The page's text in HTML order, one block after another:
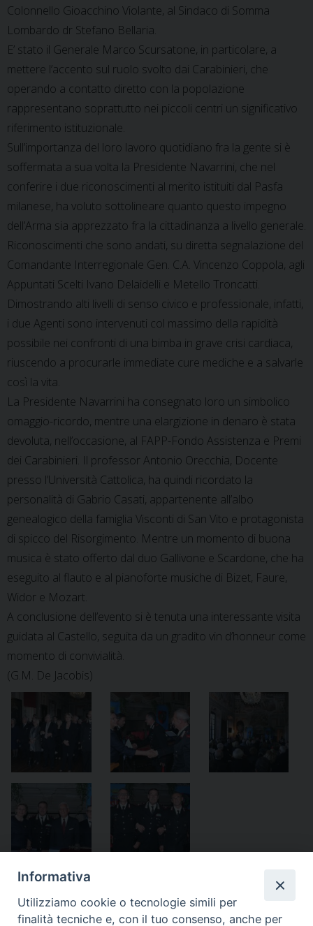
Colonnello Gioacchino Violante, al Sindaco di Somma
Lombardo dr Stefano Bellaria.
E’ stato il Generale Marco Scursatone, in particolare, a
mettere l’accento sul ruolo svolto dai Carabinieri, che
operando a contatto diretto con la popolazione
rappresentano soprattutto nei piccoli centri un significativo
riferimento istituzionale.
Sull’importanza del loro lavoro quotidiano fra la gente si è
soffermata a sua volta la Presidente Navarrini, che nel
conferire i due riconoscimenti al merito istituiti dal Pasfa
milanese, ha voluto sottolineare quanto questo impegno
dell’Arma sia apprezzato fra la cittadinanza a livello generale.
Riconoscimenti che sono andati, su diretta segnalazione del
Comandante Interregionale Gen. C.A. Vincenzo Coppola, agli
Appuntati Scelti Ivano Delaidelli e Metello Troncatti.
Dimostrando alti livelli di senso civico e professionale, infatti,
i due Agenti sono intervenuti col massimo della rapidità
possibile nei confronti di una bimba in grave crisi cardiaca,
riuscendo a procurarle immediate cure mediche e a salvarle
così la vita.
La Presidente Navarrini ha consegnato loro un simbolico
omaggio-ricordo, mentre una elargizione in denaro è stata
devoluta, nell’occasione, al FAPP-Fondo Assistenza e Premi
dei Carabinieri. Il professor Antonio Orecchia, Docente
presso l’Università Cattolica, ha quindi ricordato la
personalità di Gabrio Casati, appartenente all’albo
genealogico della famiglia Visconti di San Vito e protagonista
di spicco del Risorgimento. Mentre un momento di buona
musica è stato offerto dal duo Gallivone e Scardone, che ha
eseguito al flauto e al pianoforte musiche di Bizet, Faure,
Widor e Mozart.
A conclusione dell’evento si è tenuta una interessante visita
guidata al Castello, seguita da un gradito vin d’honneur come
momento di convivialità.
(G.M. De Jacobis)
Informativa
Utilizziamo cookie o tecnologie simili per
finalità tecniche e, con il tuo consenso, anche per